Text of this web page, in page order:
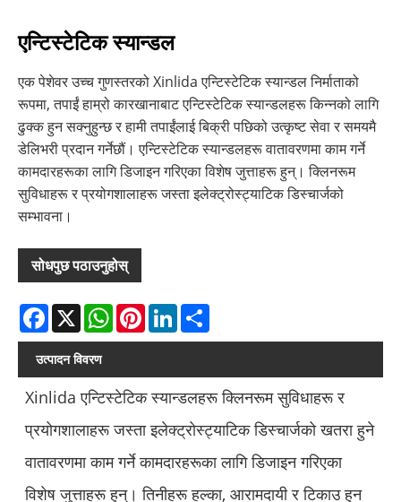
एन्टिस्टेटिक स्यान्डल
एक पेशेवर उच्च गुणस्तरको Xinlida एन्टिस्टेटिक स्यान्डल निर्माताको
रूपमा, तपाईं हाम्रो कारखानाबाट एन्टिस्टेटिक स्यान्डलहरू किन्नको लागि
ढुक्क हुन सक्नुहुन्छ र हामी तपाईंलाई बिक्री पछिको उत्कृष्ट सेवा र समयमै
डेलिभरी प्रदान गर्नेछौं। एन्टिस्टेटिक स्यान्डलहरू वातावरणमा काम गर्ने
कामदारहरूका लागि डिजाइन गरिएका विशेष जुत्ताहरू हुन्। क्लिनरूम
सुविधाहरू र प्रयोगशालाहरू जस्ता इलेक्ट्रोस्ट्याटिक डिस्चार्जको
सम्भावना।
सोधपुछ पठाउनुहोस्
Facebook
X WhatsApp
PinterestLinkedIn
उत्पादन विवरण
Xinlida एन्टिस्टेटिक स्यान्डलहरू क्लिनरूम सुविधाहरू र
प्रयोगशालाहरू जस्ता इलेक्ट्रोस्ट्याटिक डिस्चार्जको खतरा हुने
वातावरणमा काम गर्ने कामदारहरूका लागि डिजाइन गरिएका
विशेष जुत्ताहरू हुन्। तिनीहरू हल्का, आरामदायी र टिकाउ हुन